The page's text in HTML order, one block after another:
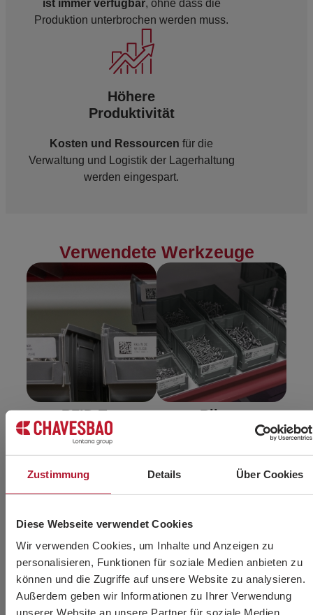
Zustimmung Details Über Cookies
Diese Webseite verwendet Cookies
Wir verwenden Cookies, um Inhalte und Anzeigen zu
personalisieren, Funktionen für soziale Medien anbieten zu
können und die Zugriffe auf unsere Website zu analysieren.
Außerdem geben wir Informationen zu Ihrer Verwendung
unserer Website an unsere Partner für soziale Medien,
ist immer verfügbar, ohne dass die
Produktion unterbrochen werden muss.
Höhere
Produktivität
Kosten und Ressourcen für die
Verwaltung und Logistik der Lagerhaltung
werden eingespart.
Verwendete Werkzeuge
RFID-Tag
Das Label enthält einen
RFID-Schaltkreis mit den
Informationen des
Barcodes oder BIDI-
sind die Produktdaten wie
z.B. Referenznummer
oder Menge gespeichert.
Blister
Das Label wird an der
Vorderseite angebracht.
Es hilft, die Lagerung zu
optimieren und die